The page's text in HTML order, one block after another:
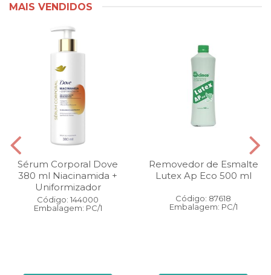
MAIS VENDIDOS
Sérum Corporal Dove
380 ml Niacinamida +
Uniformizador
Código: 144000
Embalagem: PC/1
Removedor de Esmalte
Lutex Ap Eco 500 ml
Código: 87618
Embalagem: PC/1